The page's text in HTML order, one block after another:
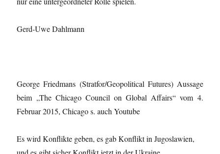
Gerd-Uwe Dahlmann
George Friedmans (Stratfor/Geopolitical Futures) Aussage
beim „The Chicago Council on Global Affairs“ vom 4.
Februar 2015, Chicago s. auch Youtube
Es wird Konflikte geben, es gab Konflikt in Jugoslawien,